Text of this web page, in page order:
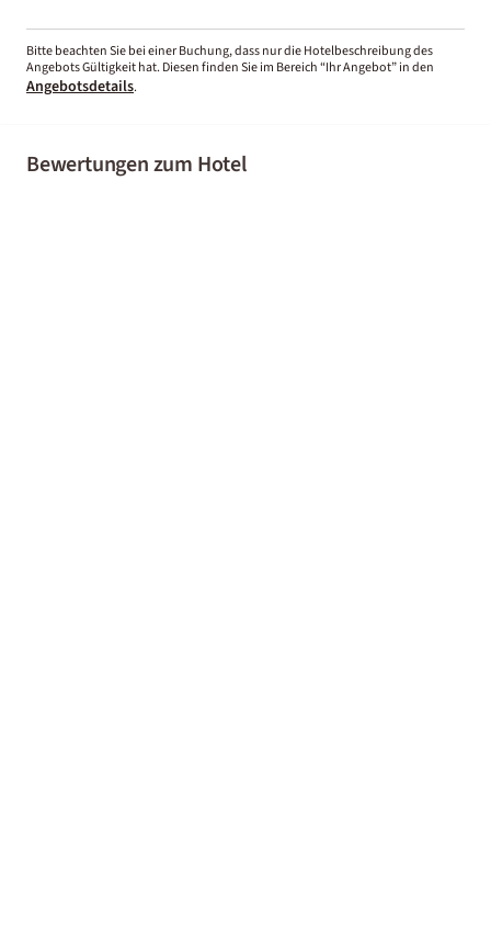
Bitte beachten Sie bei einer Buchung, dass nur die Hotelbeschreibung des
Angebots Gültigkeit hat. Diesen finden Sie im Bereich “Ihr Angebot” in den
Angebotsdetails.
Bewertungen zum Hotel